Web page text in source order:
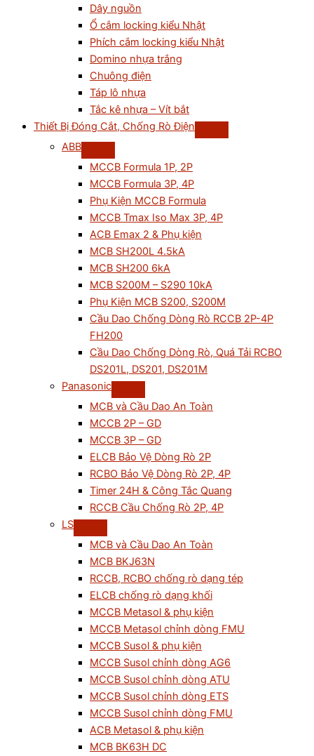
Dây nguồn
Ổ cắm locking kiểu Nhật
Phích cắm locking kiểu Nhật
Domino nhựa trắng
Chuông điện
Táp lô nhựa
Tắc kê nhựa – Vít bắt
Thiết Bị Đóng Cắt, Chống Rò Điện
ABB
MCCB Formula 1P, 2P
MCCB Formula 3P, 4P
Phụ Kiện MCCB Formula
MCCB Tmax Iso Max 3P, 4P
ACB Emax 2 & Phụ kiện
MCB SH200L 4.5kA
MCB SH200 6kA
MCB S200M – S290 10kA
Phụ Kiện MCB S200, S200M
Cầu Dao Chống Dòng Rò RCCB 2P-4P
FH200
Cầu Dao Chống Dòng Rò, Quá Tải RCBO
DS201L, DS201, DS201M
Panasonic
MCB và Cầu Dao An Toàn
MCCB 2P – GD
MCCB 3P – GD
ELCB Bảo Vệ Dòng Rò 2P
RCBO Bảo Vệ Dòng Rò 2P, 4P
Timer 24H & Công Tắc Quang
RCCB Cầu Chống Rò 2P, 4P
LS
MCB và Cầu Dao An Toàn
MCB BKJ63N
RCCB, RCBO chống rò dạng tép
ELCB chống rò dạng khối
MCCB Metasol & phụ kiện
MCCB Metasol chỉnh dòng FMU
MCCB Susol & phụ kiện
MCCB Susol chỉnh dòng AG6
MCCB Susol chỉnh dòng ATU
MCCB Susol chỉnh dòng ETS
MCCB Susol chỉnh dòng FMU
ACB Metasol & phụ kiện
MCB BK63H DC